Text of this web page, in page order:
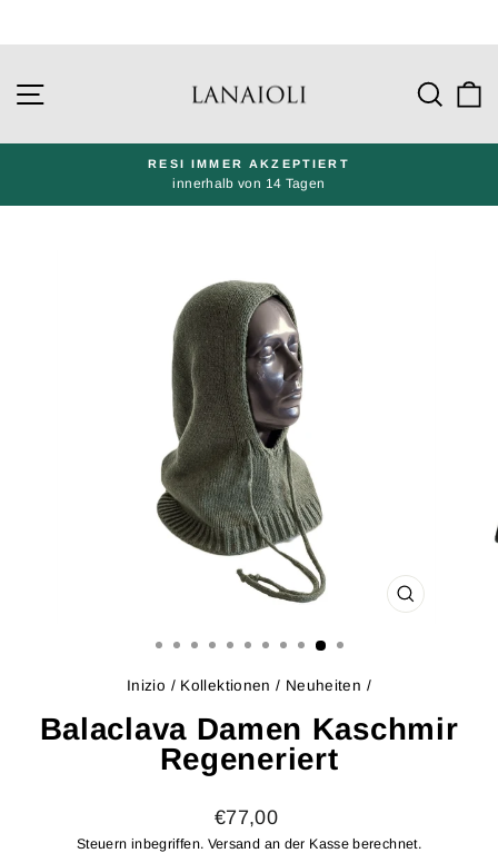
direkt
Seitennavigation
Präsentation
RESI IMMER AKZEPTIERT
innerhalb von 14 Tagen
Inizio / Kollektionen / Neuheiten /
Balaclava Damen Kaschmir
Regeneriert
Listenpreis
€77,00
Steuern inbegriffen. Versand an der Kasse berechnet.